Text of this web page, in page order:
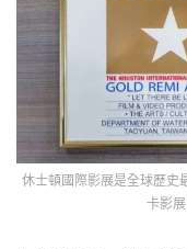
休士頓國際影展是全球歷史
卡影